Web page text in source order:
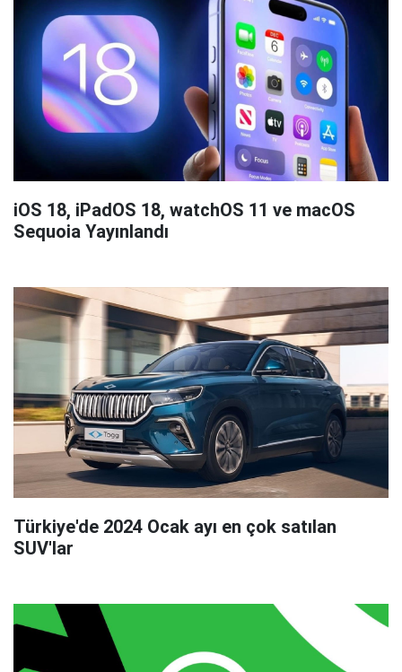
iOS 18, iPadOS 18, watchOS 11 ve macOS
Sequoia Yayınlandı
Türkiye'de 2024 Ocak ayı en çok satılan
SUV'lar